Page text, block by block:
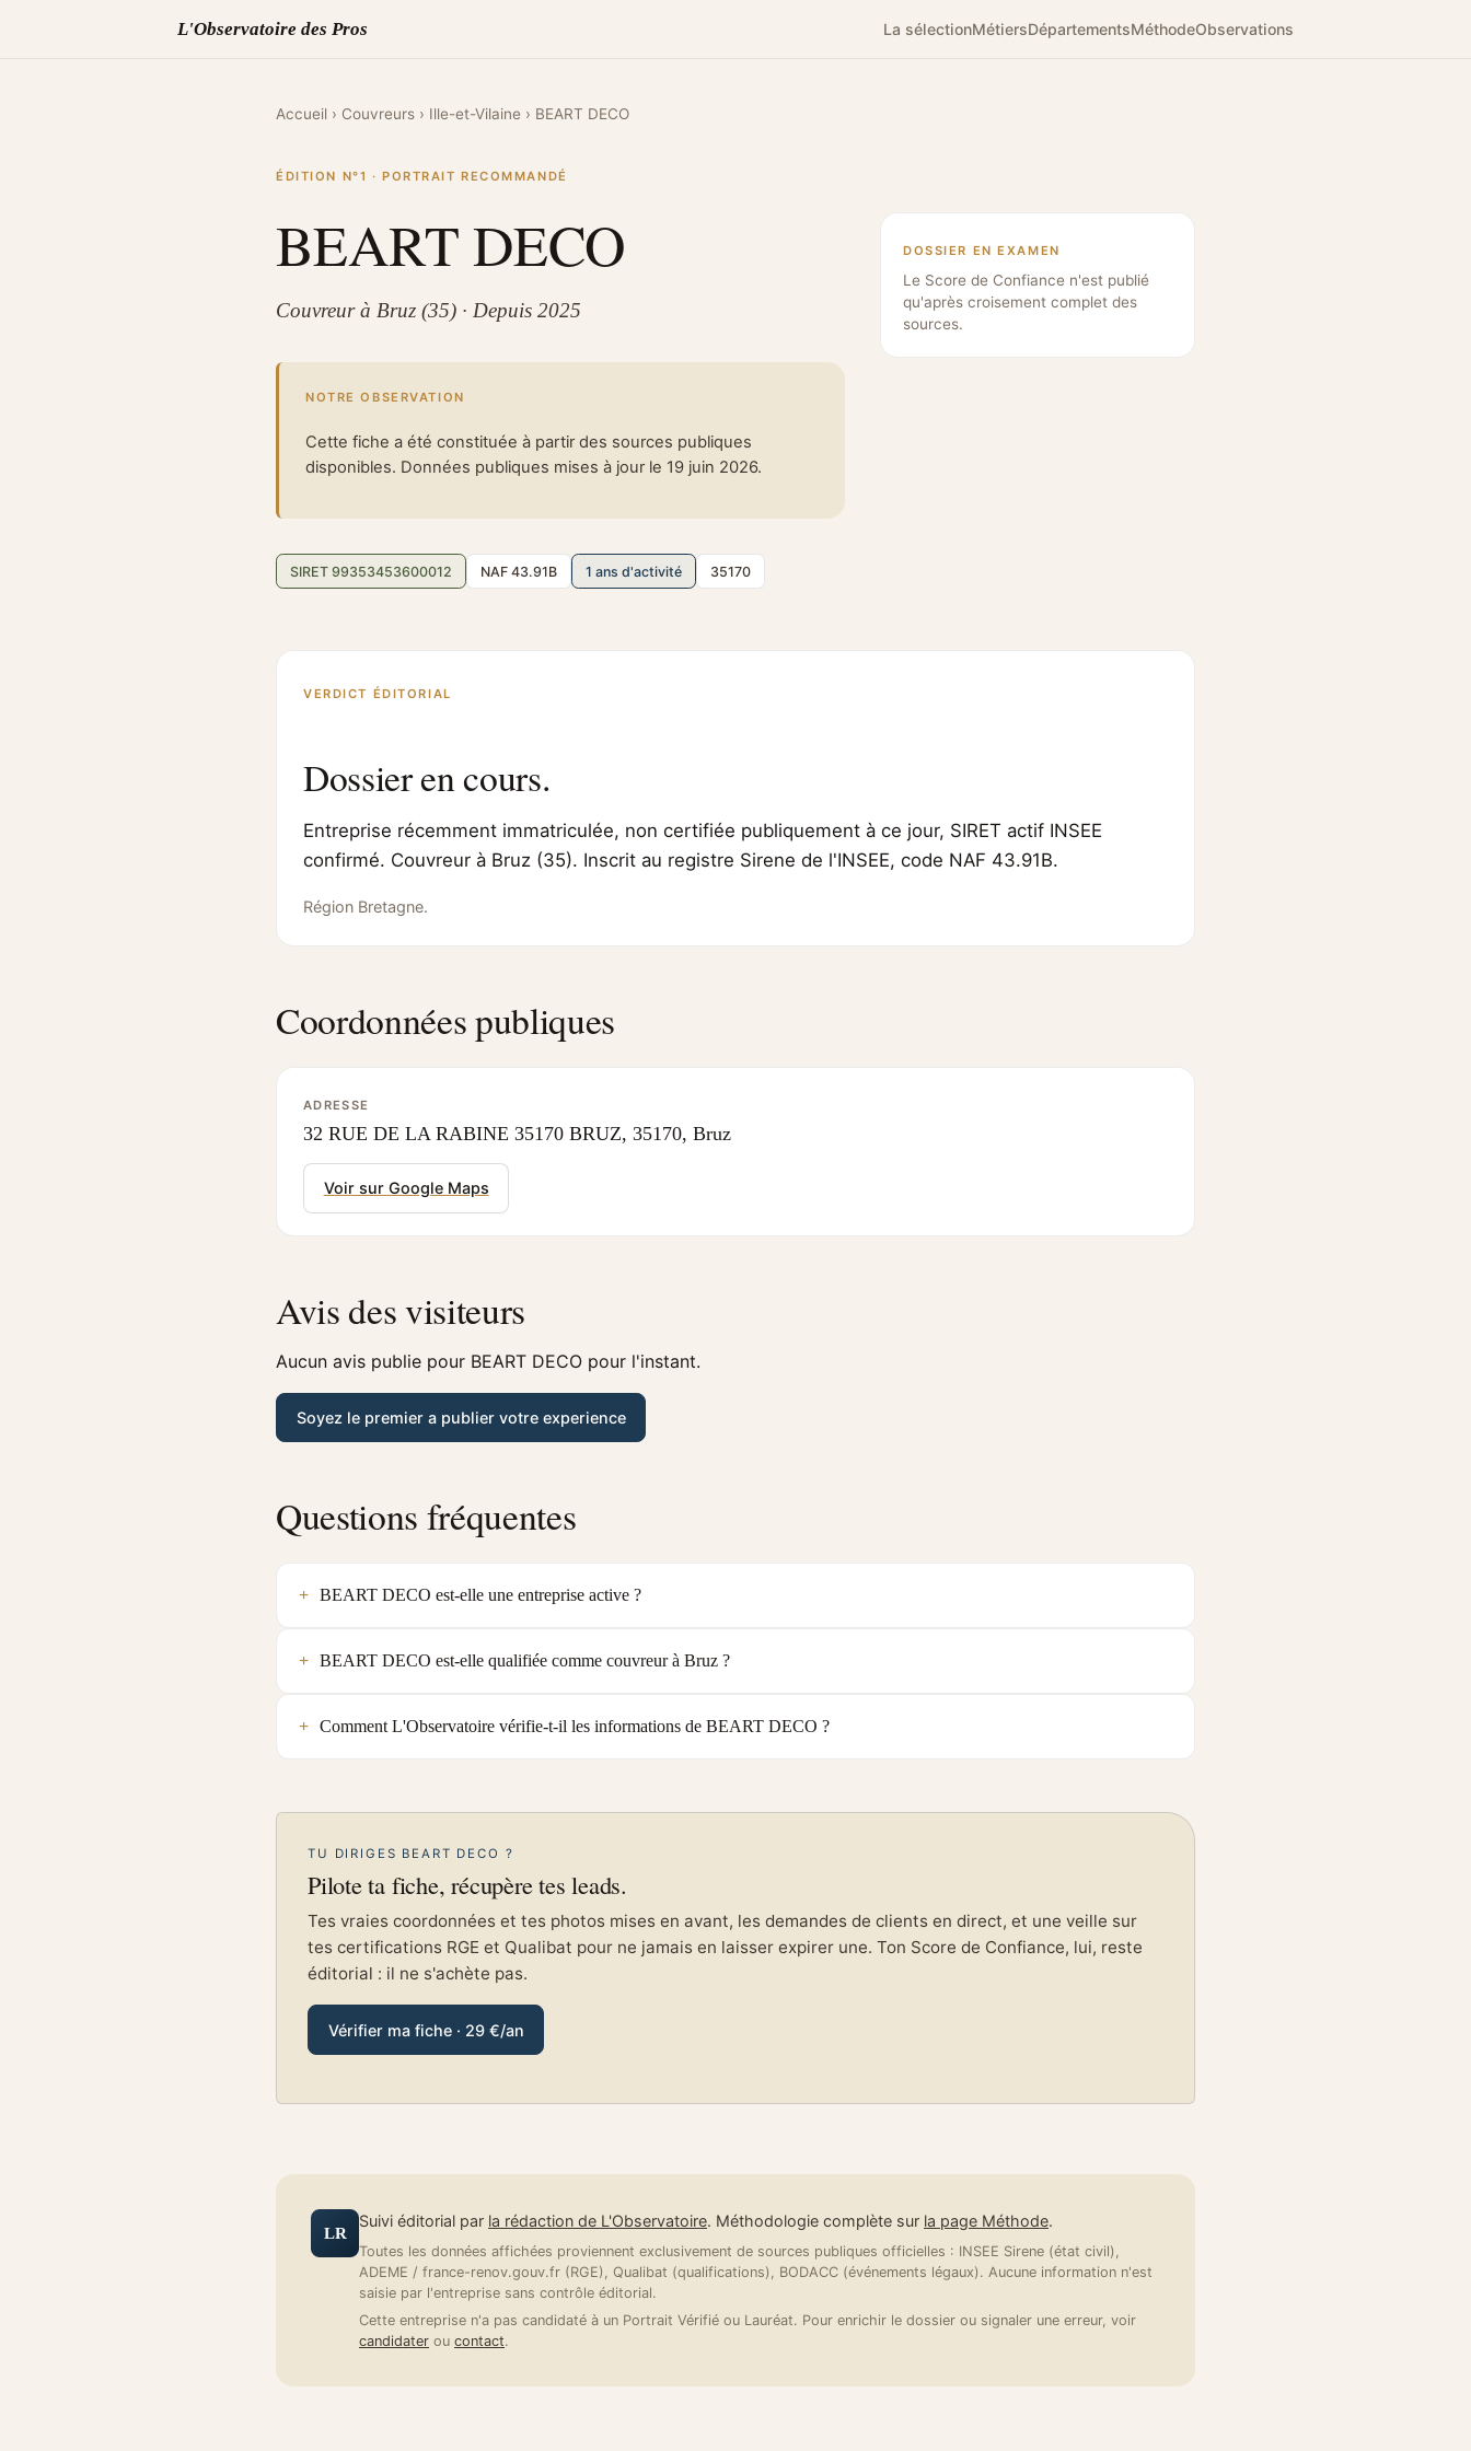
L'Observatoire des Pros La sélectionMétiersDépartementsMéthodeObservations
Accueil › Couvreurs › Ille-et-Vilaine › BEART DECO
ÉDITION N°1 · PORTRAIT RECOMMANDÉ
BEART DECO
Couvreur à Bruz (35) · Depuis 2025
NOTRE OBSERVATION
Cette fiche a été constituée à partir des sources publiques
disponibles. Données publiques mises à jour le 19 juin 2026.
SIRET 99353453600012 NAF 43.91B 1 ans d'activité 35170
DOSSIER EN EXAMEN
Le Score de Confiance n'est publié
qu'après croisement complet des
sources.
VERDICT ÉDITORIAL
Dossier en cours.
Entreprise récemment immatriculée, non certifiée publiquement à ce jour, SIRET actif INSEE
confirmé. Couvreur à Bruz (35). Inscrit au registre Sirene de l'INSEE, code NAF 43.91B.
Région Bretagne.
Coordonnées publiques
ADRESSE
32 RUE DE LA RABINE 35170 BRUZ, 35170, Bruz
Voir sur Google Maps
Avis des visiteurs
Aucun avis publie pour BEART DECO pour l'instant.
Soyez le premier a publier votre experience
Questions fréquentes
BEART DECO est-elle une entreprise active ?
BEART DECO est-elle qualifiée comme couvreur à Bruz ?
Comment L'Observatoire vérifie-t-il les informations de BEART DECO ?
TU DIRIGES BEART DECO ?
Pilote ta fiche, récupère tes leads.
Tes vraies coordonnées et tes photos mises en avant, les demandes de clients en direct, et une veille sur
tes certifications RGE et Qualibat pour ne jamais en laisser expirer une. Ton Score de Confiance, lui, reste
éditorial : il ne s'achète pas.
Vérifier ma fiche · 29 €/an
LR
Suivi éditorial par la rédaction de L'Observatoire. Méthodologie complète sur la page Méthode.
Toutes les données affichées proviennent exclusivement de sources publiques officielles : INSEE Sirene (état civil),
ADEME / france-renov.gouv.fr (RGE), Qualibat (qualifications), BODACC (événements légaux). Aucune information n'est
saisie par l'entreprise sans contrôle éditorial.
Cette entreprise n'a pas candidaté à un Portrait Vérifié ou Lauréat. Pour enrichir le dossier ou signaler une erreur, voir
candidater ou contact.